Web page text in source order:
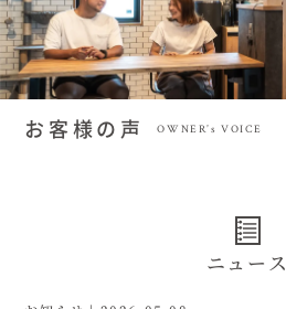
お客様の声 OWNER’s VOICE
ニュース